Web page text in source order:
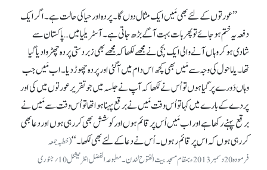
’’عورتوں کے لئے بھی مَیں ایک مثال دوں گا۔ پردہ اور حیا کی حالت ہے۔ اگر ایک
دفعہ یہ ختم ہو جائے تو پھر بات بہت آگے بڑھ جاتی ہے۔ آسٹریلیا میں … پاکستان سے
شادی ہو کروہاں آنے والی ایک بچی نے مجھے لکھا کہ مجھے بھی زبردستی پردہ چھڑوا دیا گیا
تھا۔ یا ماحول کی وجہ سے مَیں بھی کچھ اس دام میں آ گئی اور پردہ چھوڑ دیا۔ اب مَیں جب
وہاں دَورے پر گیا ہوں تو اُس نے لکھا کہ آپ نے جلسہ میں جو تقریر عورتوں میں کی اور
پردے کے بارے میں کہا تو اُس وقت مَیں نے برقع پہنا ہوا تھا تو اُس وقت سے مَیں نے
برقع پہنے رکھا ہے اور اب مَیں اُس پر قائم ہوں اور کوشش بھی کر رہی ہوں اور دعا بھی
کر رہی ہوں کہ اس پر قائم رہوں۔ اُس نے دعا کے لئے بھی لکھا۔ ‘‘(خطبہ جمعہ
فرمودہ 20دسمبر 2013ء بمقام مسجدبیت الفتوح لندن۔ مطبوعہ الفضل انٹرنیشنل 10؍جنوری